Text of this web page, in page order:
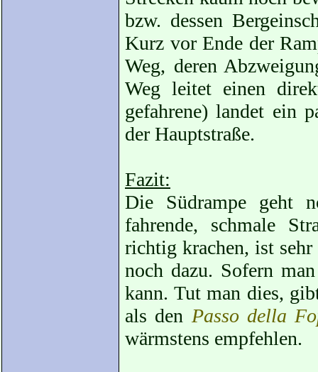
bzw. dessen
Kurz vor Ende der
Weg, deren
Weg leitet einen
gefahrene) landet ein
der Hauptstraße.
Fazit:
Die Südrampe geht
fahrende, schmale
richtig krachen, ist
noch dazu. Sofern
kann. Tut man dies,
als den Passo della
wärmstens empfehlen.